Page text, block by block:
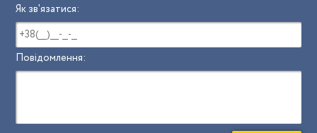
Як зв'язатися:
Повідомлення: